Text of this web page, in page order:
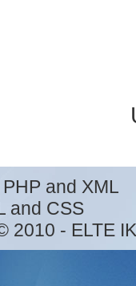
and XML
and CSS
2010 - ELTE